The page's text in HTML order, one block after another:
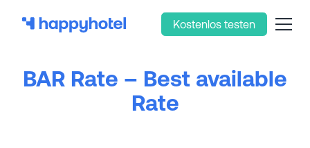
Kostenlos testen
BAR Rate – Best available
Rate